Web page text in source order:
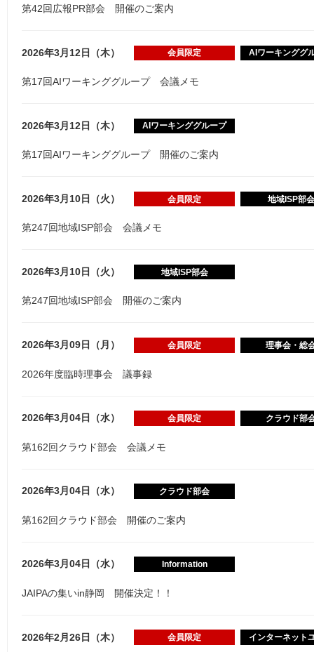
第42回広報PR部会 開催のご案内
2026年3月12日（木） 会員限定 AIワーキンググ
第17回AIワーキンググループ 会議メモ
2026年3月12日（木） AIワーキンググループ
第17回AIワーキンググループ 開催のご案内
2026年3月10日（火） 会員限定 地域ISP部会
第247回地域ISP部会 会議メモ
2026年3月10日（火） 地域ISP部会
第247回地域ISP部会 開催のご案内
2026年3月09日（月） 会員限定 理事会・総
2026年度臨時理事会 議事録
2026年3月04日（水） 会員限定 クラウド部
第162回クラウド部会 会議メモ
2026年3月04日（水） クラウド部会
第162回クラウド部会 開催のご案内
2026年3月04日（水） Information
JAIPAの集いin静岡 開催決定！！
2026年2月26日（木） 会員限定 インターネット